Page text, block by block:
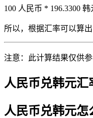
100 人民币 * 196.3300
所以，根据汇率可以算出
注意：此计算结果仅供
人民币兑韩元汇
人民币兑韩元怎